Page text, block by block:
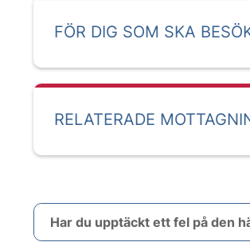
FÖR DIG SOM SKA
RELATERADE
Har du upptäckt ett fel på den